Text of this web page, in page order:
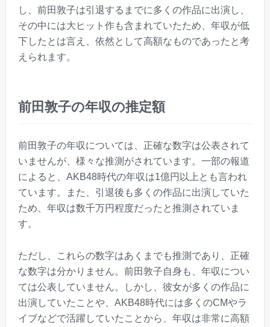
し、前田敦子は引退するまでに多くの作品に出演し、
その中には大ヒット作も含まれていたため、年収が低
下したとは言え、依然として高額なものであったと考
えられます。
前田敦子の年収の推定額
前田敦子の年収については、正確な数字は公表されて
いませんが、様々な推測がされています。一部の報道
によると、AKB48時代の年収は1億円以上とも言われ
ています。また、引退後も多くの作品に出演していた
ため、年収は数千万円程度だったと推測されていま
す。
ただし、これらの数字はあくまでも推測であり、正確
な数字は分かりません。前田敦子自身も、年収につい
ては公表していません。しかし、彼女が多くの作品に
出演していたことや、AKB48時代には多くのCMやラ
イブなどで活躍していたことから、年収は非常に高額